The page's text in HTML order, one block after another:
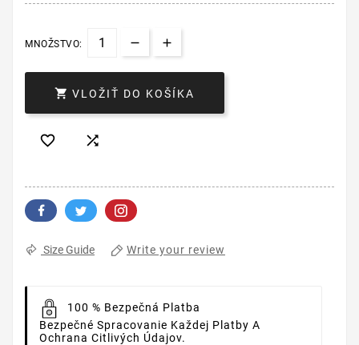
MNOŽSTVO:
 VLOŽIŤ DO KOŠÍKA
 
Size Guide Write your review
100 % Bezpečná Platba
Bezpečné Spracovanie Každej Platby A
Ochrana Citlivých Údajov.